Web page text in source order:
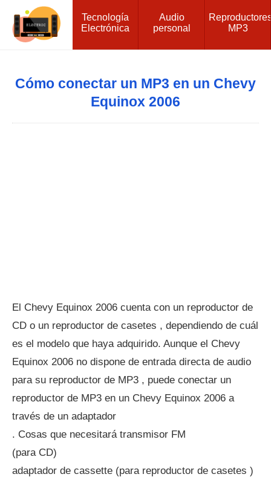
Tecnología
Electrónica
Audio
personal
MP3
Cómo conectar un MP3 en un Chevy
Equinox 2006
El Chevy Equinox 2006 cuenta con un reproductor de
CD o un reproductor de casetes , dependiendo de cuál
es el modelo que haya adquirido. Aunque el Chevy
Equinox 2006 no dispone de entrada directa de audio
para su reproductor de MP3 , puede conectar un
reproductor de MP3 en un Chevy Equinox 2006 a
través de un adaptador
. Cosas que necesitará transmisor FM
(para CD)
adaptador de cassette (para reproductor de casetes )